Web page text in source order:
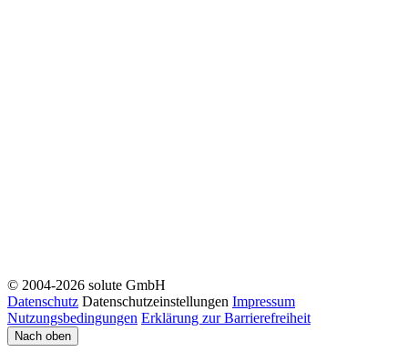
© 2004-2026 solute GmbH
Datenschutz Datenschutzeinstellungen Impressum
Nutzungsbedingungen Erklärung zur Barrierefreiheit
Nach oben